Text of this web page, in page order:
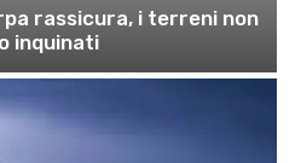
rassicura, i terreni non
inquinati